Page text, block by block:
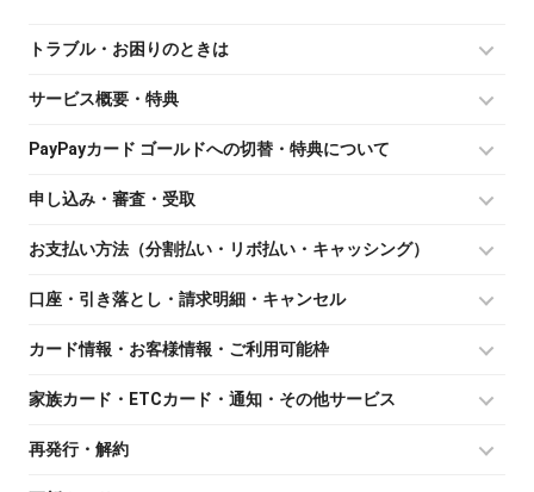
トラブル・お困りのときは
サービス概要・特典
PayPayカード ゴールドへの切替・特典について
申し込み・審査・受取
お支払い方法（分割払い・リボ払い・キャッシング）
口座・引き落とし・請求明細・キャンセル
カード情報・お客様情報・ご利用可能枠
家族カード・ETCカード・通知・その他サービス
再発行・解約